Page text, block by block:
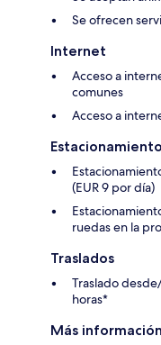
Se ofrecen
Internet
Acceso a
comunes
Acceso a
Estacionamiento
(EUR 9 por día)
ruedas en la
Traslados
Traslado
horas*
Más información